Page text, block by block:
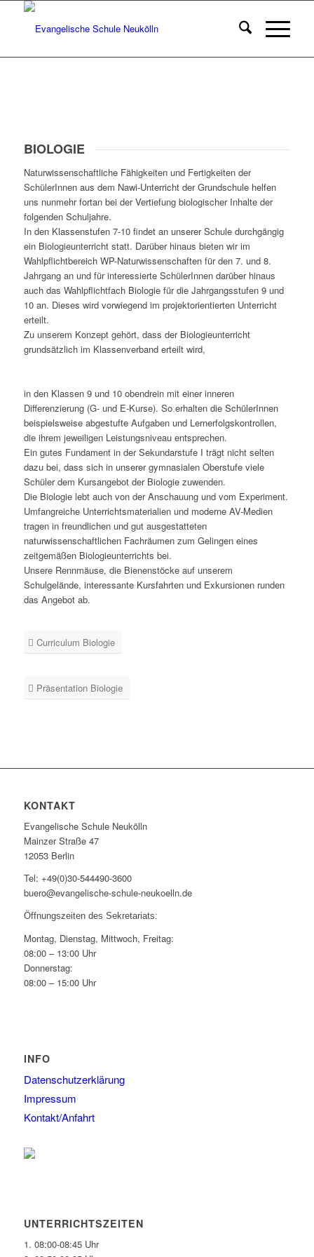
BIOLOGIE
Naturwissenschaftliche Fähigkeiten und Fertigkeiten der
SchülerInnen aus dem Nawi-Unterricht der Grundschule helfen
uns nunmehr fortan bei der Vertiefung biologischer Inhalte der
folgenden Schuljahre.
In den Klassenstufen 7-10 findet an unserer Schule durchgängig
ein Biologieunterricht statt. Darüber hinaus bieten wir im
Wahlpflichtbereich WP-Naturwissenschaften für den 7. und 8.
Jahrgang an und für interessierte SchülerInnen darüber hinaus
auch das Wahlpflichtfach Biologie für die Jahrgangsstufen 9 und
10 an. Dieses wird vorwiegend im projektorientierten Unterricht
erteilt.
Zu unserem Konzept gehört, dass der Biologieunterricht
grundsätzlich im Klassenverband erteilt wird,
in den Klassen 9 und 10 obendrein mit einer inneren
Differenzierung (G- und E-Kurse). So erhalten die SchülerInnen
beispielsweise abgestufte Aufgaben und Lernerfolgskontrollen,
die ihrem jeweiligen Leistungsniveau entsprechen.
Ein gutes Fundament in der Sekundarstufe I trägt nicht selten
dazu bei, dass sich in unserer gymnasialen Oberstufe viele
Schüler dem Kursangebot der Biologie zuwenden.
Die Biologie lebt auch von der Anschauung und vom Experiment.
Umfangreiche Unterrichtsmaterialien und moderne AV-Medien
tragen in freundlichen und gut ausgestatteten
naturwissenschaftlichen Fachräumen zum Gelingen eines
zeitgemäßen Biologieunterrichts bei.
Unsere Rennmäuse, die Bienenstöcke auf unserem
Schulgelände, interessante Kursfahrten und Exkursionen runden
das Angebot ab.
Curriculum Biologie
Präsentation Biologie
KONTAKT
Evangelische Schule Neukölln
Mainzer Straße 47
12053 Berlin
Tel: +49(0)30-544490-3600
buero@evangelische-schule-neukoelln.de
Öffnungszeiten des Sekretariats:
Montag, Dienstag, Mittwoch, Freitag:
08:00 – 13:00 Uhr
Donnerstag:
08:00 – 15:00 Uhr
INFO
Datenschutzerklärung
Impressum
Kontakt/Anfahrt
UNTERRICHTSZEITEN
1. 08:00-08:45 Uhr